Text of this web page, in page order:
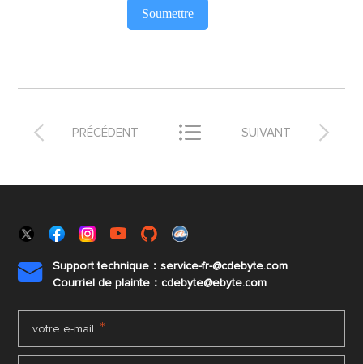
Soumettre
 PRÉCÉDENT  
SUIVANT

Support technique：service-fr-@cdebyte.com
Courriel de plainte：cdebyte@ebyte.com
votre e-mail *